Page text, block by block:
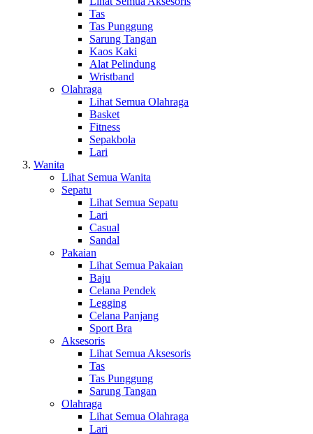
Tas
Tas Punggung
Sarung Tangan
Kaos Kaki
Alat Pelindung
Wristband
Olahraga
Lihat Semua Olahraga
Basket
Fitness
Sepakbola
Lari
Wanita
Lihat Semua Wanita
Sepatu
Lihat Semua Sepatu
Lari
Casual
Sandal
Pakaian
Lihat Semua Pakaian
Baju
Celana Pendek
Legging
Celana Panjang
Sport Bra
Aksesoris
Lihat Semua Aksesoris
Tas
Tas Punggung
Sarung Tangan
Olahraga
Lihat Semua Olahraga
Lari